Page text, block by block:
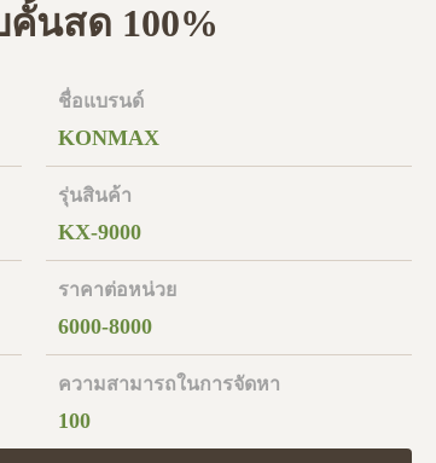
นสด 100%
ชื่อแบรนด์
KONMAX
รุ่นสินค้า
KX-9000
ราคาต่อหน่วย
6000-8000
ความสามารถในการจัดหา
100